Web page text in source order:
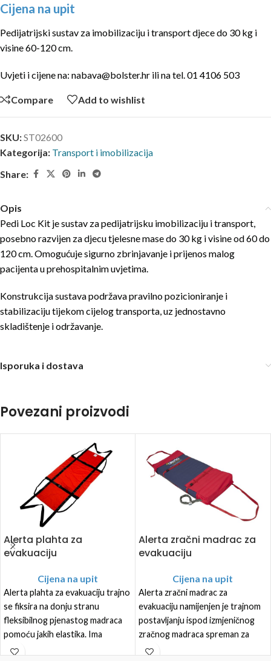
Cijena na upit
Pedijatrijski sustav za imobilizaciju i transport djece do 30 kg i
visine 60-120 cm.
Uvjeti i cijene na: nabava@bolster.hr ili na tel. 01 4106 503
Compare Add to wishlist
SKU:ST02600
Kategorija: Transport i imobilizacija
Share:
Opis
Pedi Loc Kit je sustav za pedijatrijsku imobilizaciju i transport,
posebno razvijen za djecu tjelesne mase do 30 kg i visine od 60 do
120 cm. Omogućuje sigurno zbrinjavanje i prijenos malog
pacijenta u prehospitalnim uvjetima.
Konstrukcija sustava podržava pravilno pozicioniranje i
stabilizaciju tijekom cijelog transporta, uz jednostavno
skladištenje i održavanje.
Isporuka i dostava
Povezani proizvodi
Alerta plahta za
evakuaciju
Cijena na upit
Alerta plahta za evakuaciju trajno
se fiksira na donju stranu
fleksibilnog pjenastog madraca
pomoću jakih elastika. Ima
sigurnosne pojaseve za držanje
Alerta zračni madrac za
evakuaciju
Cijena na upit
Alerta zračni madrac za
evakuaciju namijenjen je trajnom
postavljanju ispod izmjeničnog
zračnog madraca spreman za
korištenje za prijevoz korisnika